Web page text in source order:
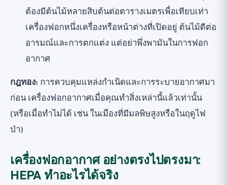
ต้องมีต้นไม้หลายสิบต้นต่อตารางเมตรเพื่อเทียบเท่า
เครื่องฟอกหนึ่งเครื่องหรือหน้าต่างที่เปิดอยู่ ต้นไม้ดีต่อ
อารมณ์และการตกแต่ง แต่อย่าพึ่งพามันในการฟอก
อากาศ
กฎทอง: การควบคุมแหล่งกำเนิดและการระบายอากาศมา
ก่อน เครื่องฟอกอากาศเมื่อคุณทำสิ่งเหล่านี้แล้วเท่านั้น
(หรือเมื่อทำไม่ได้ เช่น ในเมืองที่มีมลพิษสูงหรือในฤดูไฟ
ป่า)
เครื่องฟอกอากาศ อย่างตรงไปตรงมา:
HEPA ทำอะไรได้จริง